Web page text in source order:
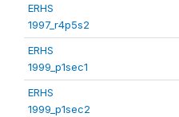
ERHS
1997_r4p5s2
ERHS
1999_p1sec1
ERHS
1999_p1sec2